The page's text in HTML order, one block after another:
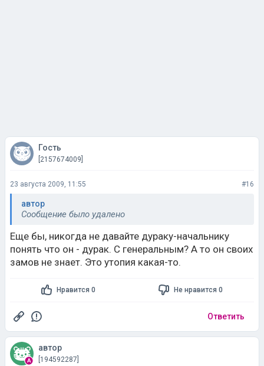
Гость
[2157674009]
23 августа 2009, 11:55 #16
автор
Сообщение было удалено
Еще бы, никогда не давайте дураку-начальнику
понять что он - дурак. С генеральным? А то он своих
замов не знает. Это утопия какая-то.
Нравится 0 Не нравится 0
Ответить
автор
[194592287]